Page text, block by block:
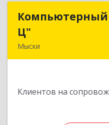
Ц"
Мыски
Клиентов на